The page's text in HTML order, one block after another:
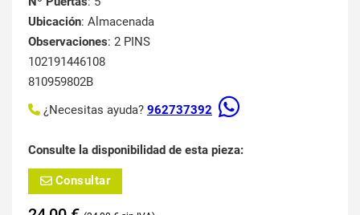
Ubicación: Almacenada
Observaciones: 2 PINS
102191446108
810959802B
¿Necesitas ayuda? 962737392
Consulte la disponibilidad de esta pieza:
Consultar